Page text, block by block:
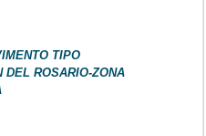
TIPO
DEL ROSARIO-ZONA